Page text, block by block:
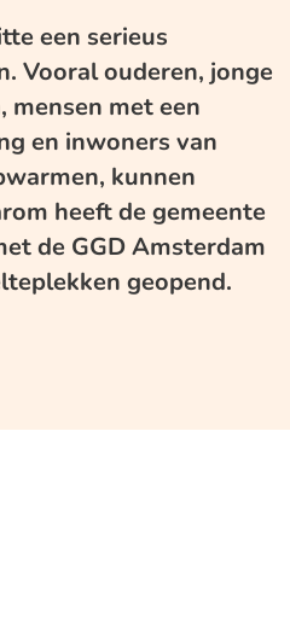
een serieus
Vooral ouderen, jonge
mensen met een
en inwoners van
kunnen
heeft de gemeente
de GGD Amsterdam
geopend.